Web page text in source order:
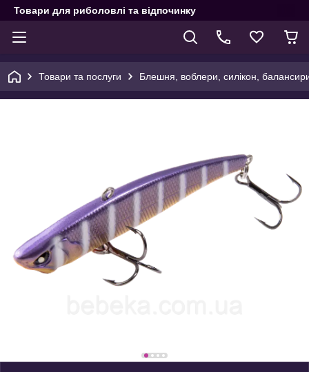
Товари для риболовлі та відпочинку
Товари та послуги Блешня, воблери, силікон,